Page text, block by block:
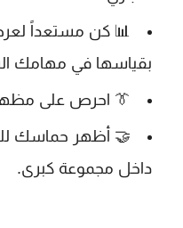
📊 كن مستعداً
بقياسها في مهامك
👔 احرص على
🤝 أظهر حماسك
داخل مجموعة كبرى.